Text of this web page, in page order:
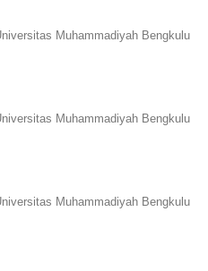
Muhammadiyah Bengkulu
Muhammadiyah Bengkulu
Muhammadiyah Bengkulu